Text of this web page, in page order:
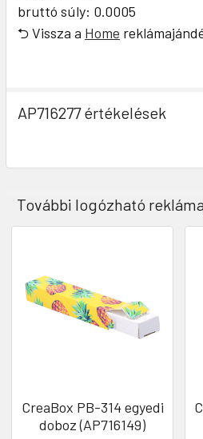
bruttó súly: 0.0005
⮌ Vissza a Home
AP716277 értékelések
További logózható
CreaBox PB-314 egyedi
doboz (AP716149)